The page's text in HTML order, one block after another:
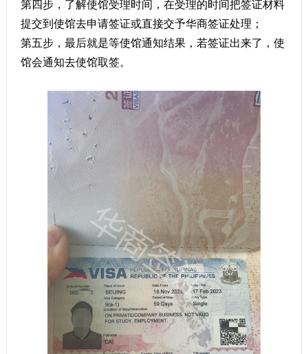
第四步，了解使馆受理时间，在受理的时间把签证材料
提交到使馆去申请签证或直接交予华商签证处理；
第五步，最后就是等使馆通知结果，若签证出来了，使
馆会通知去使馆取签。